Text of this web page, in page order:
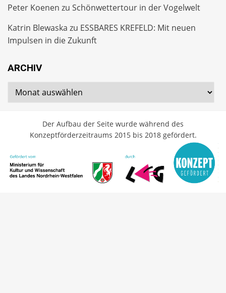
Peter Koenen zu Schönwettertour in der Vogelwelt
Katrin Blewaska zu ESSBARES KREFELD: Mit neuen
Impulsen in die Zukunft
ARCHIV
Archiv
Der Aufbau der Seite wurde während des
Konzeptförderzeitraums 2015 bis 2018 gefördert.